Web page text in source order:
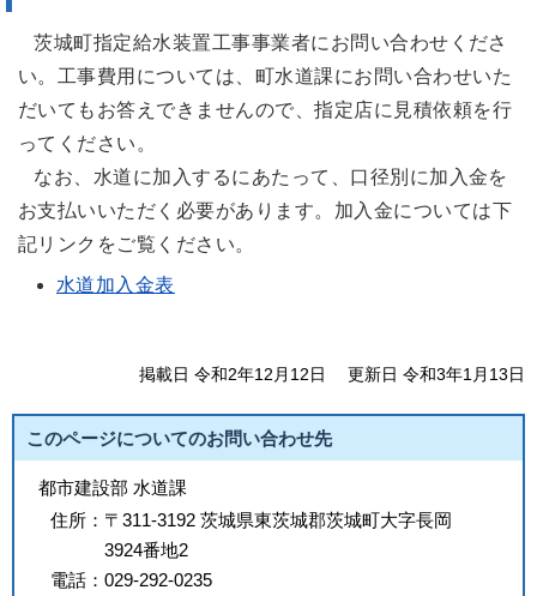
茨城町指定給水装置工事事業者にお問い合わせくださ
い。工事費用については、町水道課にお問い合わせいた
だいてもお答えできませんので、指定店に見積依頼を行
ってください。
なお、水道に加入するにあたって、口径別に加入金を
お支払いいただく必要があります。加入金については下
記リンクをご覧ください。
水道加入金表
掲載日 令和2年12月12日 更新日 令和3年1月13日
このページについてのお問い合わせ先
都市建設部 水道課
住所： 〒311-3192 茨城県東茨城郡茨城町大字長岡
3924番地2
電話： 029-292-0235